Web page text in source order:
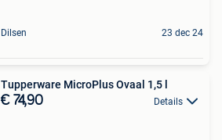
Dilsen 23 dec 24
Tupperware MicroPlus Ovaal 1,5 l
€ 74,90 Details